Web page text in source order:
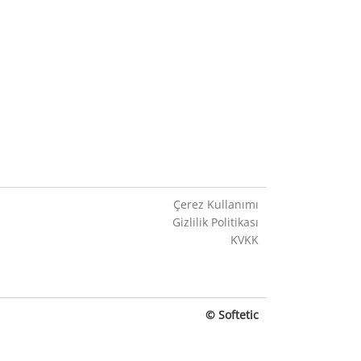
Çerez Kullanımı
Gizlilik Politikası
KVKK
© Softetic